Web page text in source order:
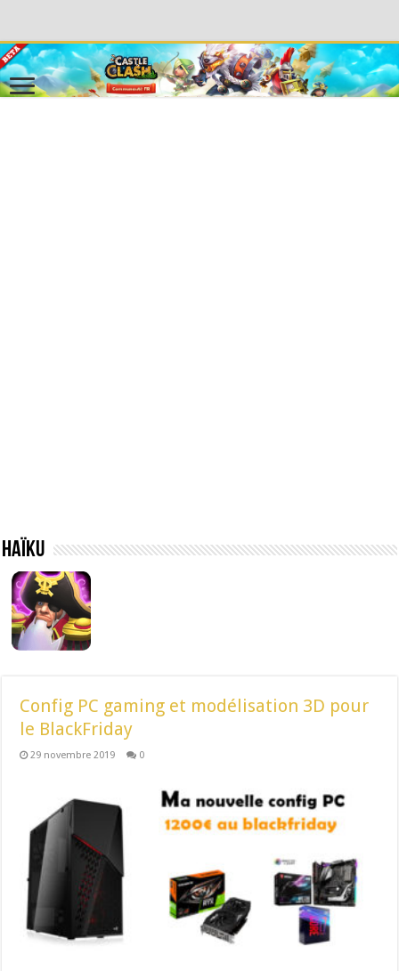
Haïku
Config PC gaming et modélisation 3D pour
le BlackFriday
29 novembre 2019 0